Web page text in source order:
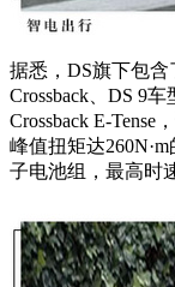
据悉，DS旗下包含
Crossback、DS 9
Crossback E-Tense
峰值扭矩达
子电池组，最高时